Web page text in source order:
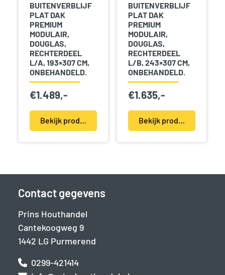
BUITENVERBLIJF
PLAT DAK
PREMIUM
MODULAIR,
DOUGLAS,
RECHTERDEEL
L/A, 193×307 CM,
ONBEHANDELD.
€1.489,-
Bekijk product(en)
BUITENVERBLIJF
PLAT DAK
PREMIUM
MODULAIR,
DOUGLAS,
RECHTERDEEL
L/B, 243×307 CM,
ONBEHANDELD.
€1.635,-
Bekijk product(en)
Contact gegevens
Prins Houthandel
Cantekoogweg 9
1442 LG Purmerend
0299-421414